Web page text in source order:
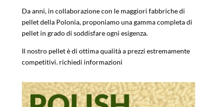
Da anni, in collaborazione con le maggiori fabbriche di
pellet della Polonia, proponiamo una gamma completa di
pellet in grado di soddisfare ogni esigenza.
Il nostro pellet è di ottima qualità a prezzi estremamente
competitivi. richiedi informazioni